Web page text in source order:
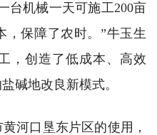
台机械一天可施工200亩
，保障了农时。”牛玉生
，创造了低成本、高效
碱地改良新模式。
河口垦东片区的使用，